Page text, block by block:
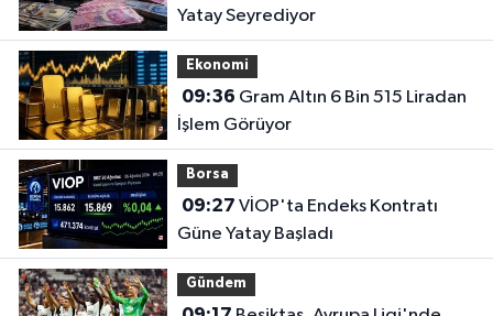
Yatay Seyrediyor
Ekonomi
09:36
İşlem Görüyor
Borsa
09:27
Güne Yatay Başladı
Gündem